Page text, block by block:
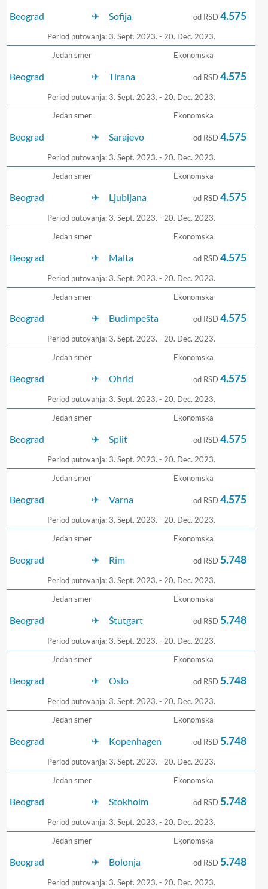
Beograd Sofija
Period putovanja: 3. Sept. 2023. - 20. Dec. 2023.
od RSD4.575
Jedan smer
Beograd Tirana
Ekonomska
Period putovanja: 3. Sept. 2023. - 20. Dec. 2023.
od RSD4.575
Jedan smer
Beograd Sarajevo
Ekonomska
Period putovanja: 3. Sept. 2023. - 20. Dec. 2023.
od RSD4.575
Jedan smer
Beograd Ljubljana
Ekonomska
Period putovanja: 3. Sept. 2023. - 20. Dec. 2023.
od RSD4.575
Jedan smer
Beograd Malta
Ekonomska
Period putovanja: 3. Sept. 2023. - 20. Dec. 2023.
od RSD4.575
Jedan smer
Beograd Budimpešta
Ekonomska
Period putovanja: 3. Sept. 2023. - 20. Dec. 2023.
od RSD4.575
Jedan smer
Beograd Ohrid
Ekonomska
Period putovanja: 3. Sept. 2023. - 20. Dec. 2023.
od RSD4.575
Jedan smer
Beograd Split
Ekonomska
Period putovanja: 3. Sept. 2023. - 20. Dec. 2023.
od RSD4.575
Jedan smer
Beograd Varna
Ekonomska
Period putovanja: 3. Sept. 2023. - 20. Dec. 2023.
od RSD4.575
Jedan smer
Beograd Rim
Ekonomska
Period putovanja: 3. Sept. 2023. - 20. Dec. 2023.
od RSD5.748
Jedan smer
Beograd Štutgart
Ekonomska
Period putovanja: 3. Sept. 2023. - 20. Dec. 2023.
od RSD5.748
Jedan smer
Beograd Oslo
Ekonomska
Period putovanja: 3. Sept. 2023. - 20. Dec. 2023.
od RSD5.748
Jedan smer
Beograd Kopenhagen
Ekonomska
Period putovanja: 3. Sept. 2023. - 20. Dec. 2023.
od RSD5.748
Jedan smer
Beograd Stokholm
Ekonomska
Period putovanja: 3. Sept. 2023. - 20. Dec. 2023.
od RSD5.748
Jedan smer
Beograd Bolonja
Ekonomska
Period putovanja: 3. Sept. 2023. - 20. Dec. 2023.
od RSD5.748